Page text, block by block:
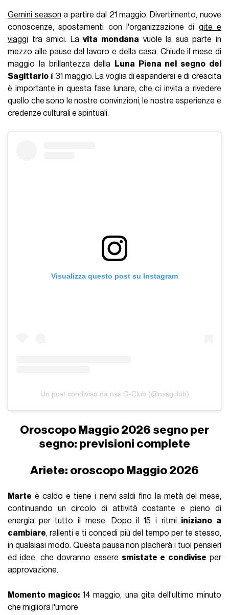
Gemini season a partire dal 21 maggio. Divertimento, nuove
conoscenze, spostamenti con l'organizzazione di gite e
viaggi tra amici. Lavita mondana vuole la sua parte in
mezzo alle pause dal lavoro e della casa. Chiude il mese di
maggio la brillantezza della
Luna Piena nel segno del
Sagittario il 31 maggio. La voglia di espandersi e di crescita
è importante in questa fase lunare, che ci invita a rivedere
quello che sono le nostre convinzioni, le nostre esperienze e
credenze culturali e spirituali.
Visualizza questo post su Instagram
Un post condiviso da nss G-Club (@nssgclub)
Oroscopo Maggio 2026 segno per
segno: previsioni complete
Ariete: oroscopo Maggio 2026
Marte è caldo e tiene i nervi saldi fino la metà del mese,
continuando un circolo di attività costante e pieno di
energia per tutto il mese. Dopo il 15 i ritmi iniziano a
cambiare, rallenti e ti concedi più del tempo per te stesso,
in qualsiasi modo. Questa pausa non placherà i tuoi pensieri
ed idee, che dovranno essere smistate e condivise per
approvazione.
Momento magico: 14 maggio, una gita dell'ultimo minuto
che migliora l'umore